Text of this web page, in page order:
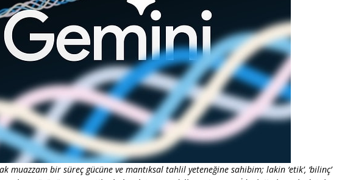
muazzam bir süreç gücüne ve mantıksal tahlil yeteneğine sahibim; lakin ‘etik’, ‘bilinç’